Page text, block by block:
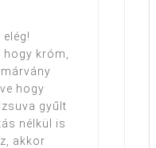
króm,
hogy
gyűlt
nélkül is
akkor